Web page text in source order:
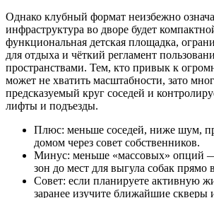
Однако клубный формат неизбежно
инфраструктура во дворе будет
функциональная детская площадка,
для отдыха и чёткий регламент
пространствами. Тем, кто привык к
может не хватить масштабности, зато
предсказуемый круг соседей и
лифты и подъезды.
Плюс: меньше соседей, ниже шум,
домом через совет собственников.
Минус: меньше «массовых» опций
зон до мест для выгула собак прямо
Совет: если планируете активную
заранее изучите ближайшие скверы